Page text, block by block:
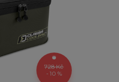
728 Kč
- 10 %